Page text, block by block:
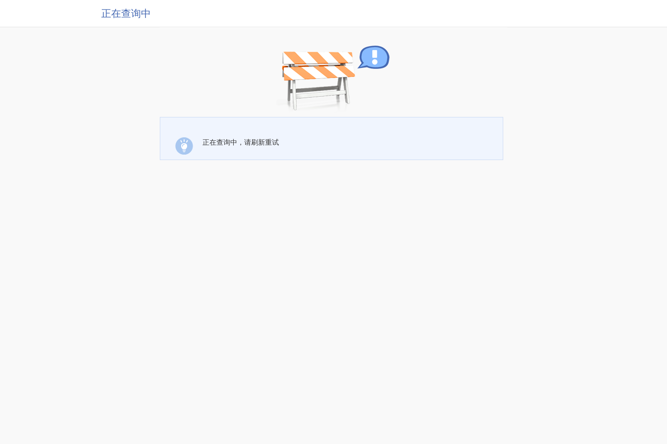
正在查询中
正在查询中，请刷新重试